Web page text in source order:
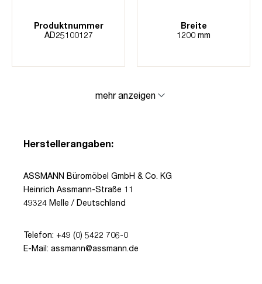
Produktnummer
AD25100127
Breite
1200 mm
mehr anzeigen
Herstellerangaben:
ASSMANN Büromöbel GmbH & Co. KG
Heinrich Assmann-Straße 11
49324 Melle / Deutschland
Telefon: +49 (0) 5422 706-0
E-Mail: assmann@assmann.de